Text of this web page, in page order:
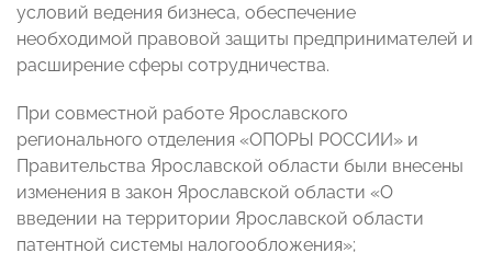
условий ведения бизнеса, обеспечение
необходимой правовой защиты предпринимателей и
расширение сферы сотрудничества.
При совместной работе Ярославского
регионального отделения «ОПОРЫ РОССИИ» и
Правительства Ярославской области были внесены
изменения в закон Ярославской области «О
введении на территории Ярославской области
патентной системы налогообложения»;